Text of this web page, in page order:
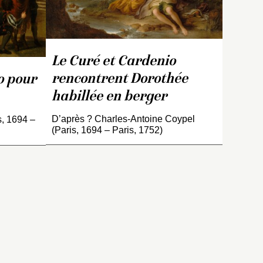
pour
1694 –
Le Curé et Cardenio
rencontrent Dorothée
habillée en berger
D’après ? Charles-Antoine Coypel
(Paris, 1694 – Paris, 1752)